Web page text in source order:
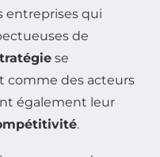
entreprises qui
de
se
comme des acteurs
également leur
.